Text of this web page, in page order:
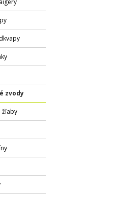
zvody
žľaby